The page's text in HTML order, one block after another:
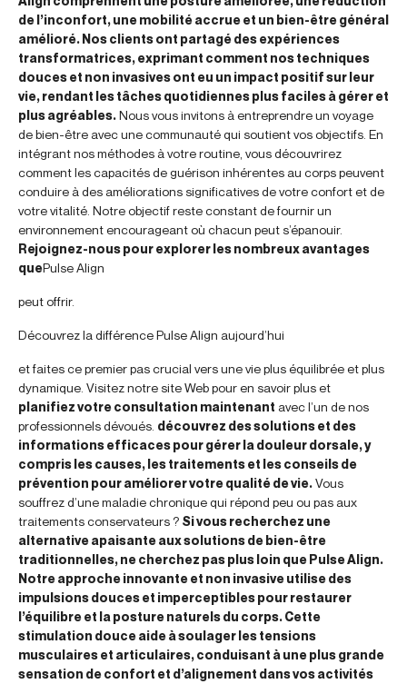
de l’inconfort, une mobilité accrue et un bien-être général
amélioré. Nos clients ont partagé des expériences
transformatrices, exprimant comment nos techniques
douces et non invasives ont eu un impact positif sur leur
vie, rendant les tâches quotidiennes plus faciles à gérer et
plus agréables.Nous vous invitons à entreprendre un voyage
de bien-être avec une communauté qui soutient vos objectifs. En
intégrant nos méthodes à votre routine, vous découvrirez
comment les capacités de guérison inhérentes au corps peuvent
conduire à des améliorations significatives de votre confort et de
votre vitalité. Notre objectif reste constant de fournir un
environnement encourageant où chacun peut s’épanouir.
Rejoignez-nous pour explorer les nombreux avantages
quePulse Align
peut offrir.
Découvrez la différence Pulse Align aujourd’hui
et faites ce premier pas crucial vers une vie plus équilibrée et plus
dynamique. Visitez notre site Web pour en savoir plus et
planifiez votre consultation maintenant avec l’un de nos
professionnels dévoués. découvrez des solutions et des
informations efficaces pour gérer la douleur dorsale, y
compris les causes, les traitements et les conseils de
prévention pour améliorer votre qualité de vie.Vous
souffrez d’une maladie chronique qui répond peu ou pas aux
traitements conservateurs ? Si vous recherchez une
alternative apaisante aux solutions de bien-être
traditionnelles, ne cherchez pas plus loin que Pulse Align.
Notre approche innovante et non invasive utilise des
impulsions douces et imperceptibles pour restaurer
l’équilibre et la posture naturels du corps. Cette
stimulation douce aide à soulager les tensions
musculaires et articulaires, conduisant à une plus grande
sensation de confort et d’alignement dans vos activités